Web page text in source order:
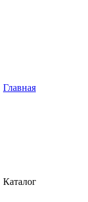
Главная
Каталог